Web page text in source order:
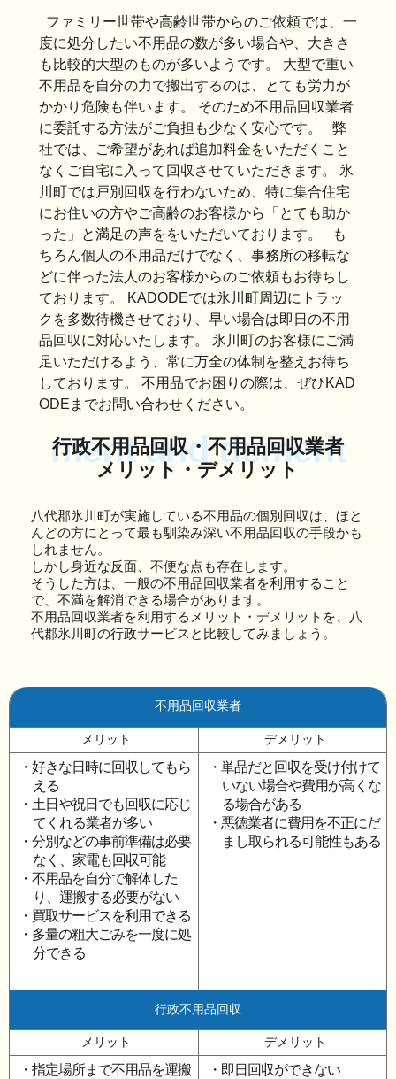
ファミリー世帯や高齢世帯からのご依頼では、一
度に処分したい不用品の数が多い場合や、大きさ
も比較的大型のものが多いようです。 大型で重い
不用品を自分の力で搬出するのは、とても労力が
かかり危険も伴います。 そのため不用品回収業者
に委託する方法がご負担も少なく安心です。 弊
社では、ご希望があれば追加料金をいただくこと
なくご自宅に入って回収させていただきます。 氷
川町では戸別回収を行わないため、特に集合住宅
にお住いの方やご高齢のお客様から「とても助か
った」と満足の声ををいただいております。 も
ちろん個人の不用品だけでなく、事務所の移転な
どに伴った法人のお客様からのご依頼もお待ちし
ております。 KADODEでは氷川町周辺にトラッ
クを多数待機させており、早い場合は即日の不用
品回収に対応いたします。 氷川町のお客様にご満
足いただけるよう、常に万全の体制を整えお待ち
しております。 不用品でお困りの際は、ぜひKAD
ODEまでお問い合わせください。
merit and demerit
行政不用品回収・不用品回収業者
メリット・デメリット
八代郡氷川町が実施している不用品の個別回収は、ほと
んどの方にとって最も馴染み深い不用品回収の手段かも
しれません。
しかし身近な反面、不便な点も存在します。
そうした方は、一般の不用品回収業者を利用すること
で、不満を解消できる場合があります。
不用品回収業者を利用するメリット・デメリットを、八
代郡氷川町の行政サービスと比較してみましょう。
不用品回収業者
メリット デメリット
・好きな日時に回収してもら
える
・土日や祝日でも回収に応じ
てくれる業者が多い
・分別などの事前準備は必要
なく、家電も回収可能
・不用品を自分で解体した
り、運搬する必要がない
・買取サービスを利用できる
・多量の粗大ごみを一度に処
分できる
・単品だと回収を受け付けて
いない場合や費用が高くな
る場合がある
・悪徳業者に費用を不正にだ
まし取られる可能性もある
行政不用品回収
メリット デメリット
・指定場所まで不用品を運搬
・即日回収ができない